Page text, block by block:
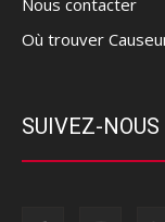
Où trouver
SUIVEZ-NOUS